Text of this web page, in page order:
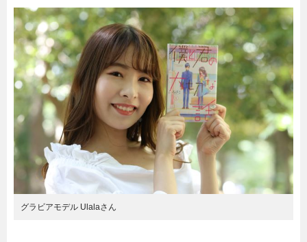
グルメ スキル
暮らし エンタメ
連載一覧
グラビアモデル Ulalaさん